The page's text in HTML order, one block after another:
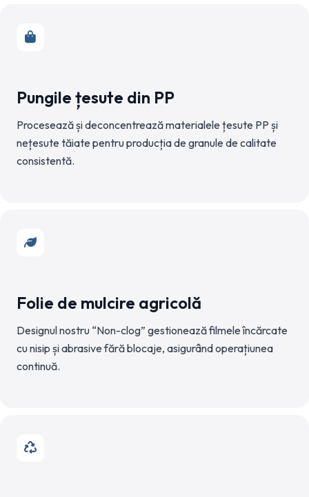
Pungile țesute din PP
Procesează și deconcentrează materialele țesute PP și
nețesute tăiate pentru producția de granule de calitate
consistentă.
Folie de mulcire agricolă
Designul nostru “Non-clog” gestionează filmele încărcate
cu nisip și abrasive fără blocaje, asigurând operațiunea
continuă.